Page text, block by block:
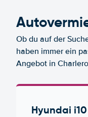
Ob du auf der
haben immer ein
Angebot in
Hyundai i10